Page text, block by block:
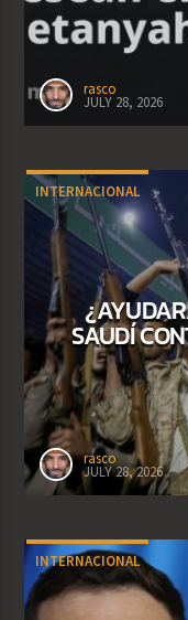
rasco
JULY 28, 2026
INTERNACIONAL
SAUDÍ
rasco
JULY 28, 2026
INTERNACIONAL